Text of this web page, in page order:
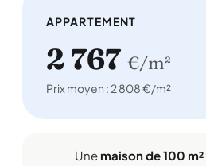
APPARTEMENT
2 767 €/m²
Prix moyen : 2 808 €/m²
Une maison de 100 m²